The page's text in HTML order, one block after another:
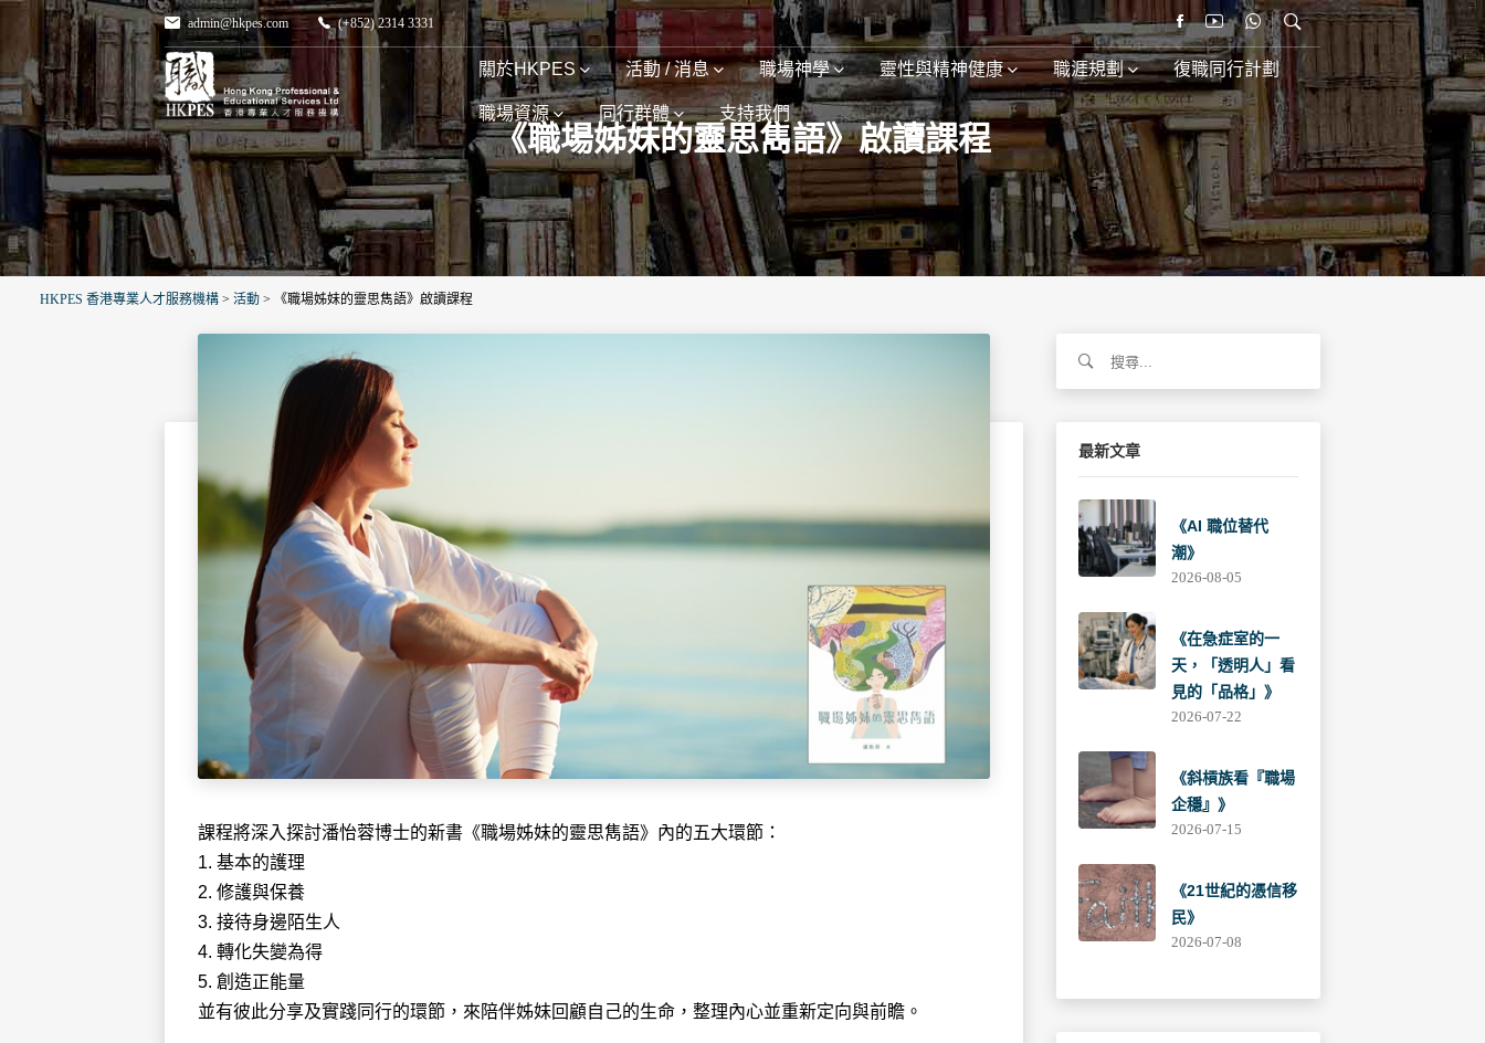
admin@hkpes.com (+852) 2314 3331
關於HKPES 活動 / 消息 職場神學 靈性與精神健康 職涯規劃 復職同行計劃
職場資源 同行群體 支持我們
《職場姊妹的靈思雋語》啟讀課程
HKPES 香港專業人才服務機構 > 活動 > 《職場姊妹的靈思雋語》啟讀課程
課程將深入探討潘怡蓉博士的新書《職場姊妹的靈思雋語》內的五大環節：
1. 基本的護理
2. 修護與保養
3. 接待身邊陌生人
4. 轉化失變為得
5. 創造正能量
並有彼此分享及實踐同行的環節，來陪伴姊妹回顧自己的生命，整理內心並重新定向與前瞻。
關
最新文章
《AI 職位替代
潮》
2026-08-05
《在急症室的一
天，「透明人」看
見的「品格」》
2026-07-22
《斜槓族看『職場
企穩』》
2026-07-15
《21世紀的憑信移
民》
2026-07-08